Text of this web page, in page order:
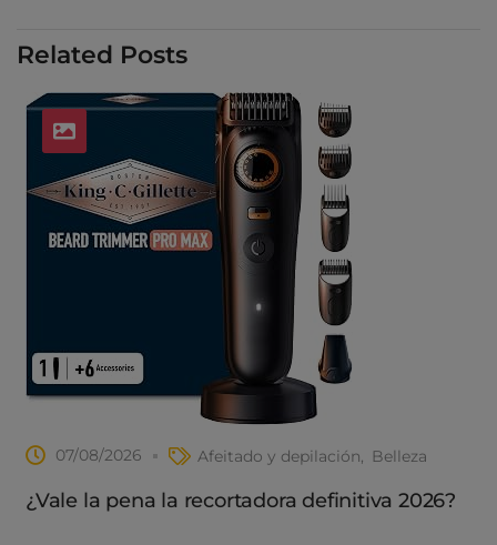
Related Posts
07/08/2026 Afeitado y depilación Belleza
¿Vale la pena la recortadora definitiva 2026?